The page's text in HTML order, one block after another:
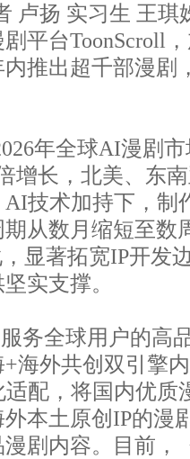
卢扬 实习生 王琪
平台ToonScroll
推出超千部漫剧
年全球AI漫剧
增长，北美、东
技术加持下，制
从数月缩短至数
显著拓宽IP开发
实支撑。
务全球用户的高
海外共创双引擎
配，将国内优质
本土原创IP的漫
剧内容。目前，